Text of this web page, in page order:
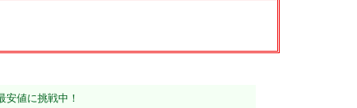
値に挑戦中！